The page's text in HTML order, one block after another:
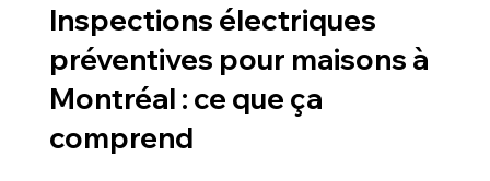
Inspections électriques
préventives pour maisons à
Montréal : ce que ça
comprend